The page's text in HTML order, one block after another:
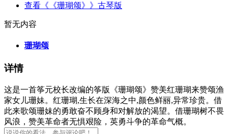
查看《《珊瑚颂》》古琴版
暂无内容
珊瑚颂
详情
这是一首筝元校长改编的筝版《珊瑚颂》赞美红珊瑚来赞颂渔
家女儿珊妹。红珊瑚,生长在深海之中,颜色鲜丽,异常珍贵。借
此来歌颂珊妹的勇敢奋不顾身和对解放的渴望。借珊瑚树不畏
风浪，赞美革命者无惧艰险，英勇斗争的革命气概。